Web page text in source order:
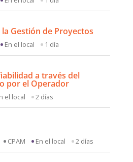
Gestión de Proyectos
En el local 1 día
a través del
por el Operador
el local 2 días
CPAM En el local 2 días